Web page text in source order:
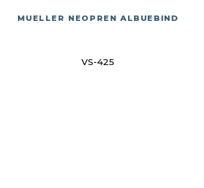
MUELLER NEOPREN ALBUEBIND
VS-425